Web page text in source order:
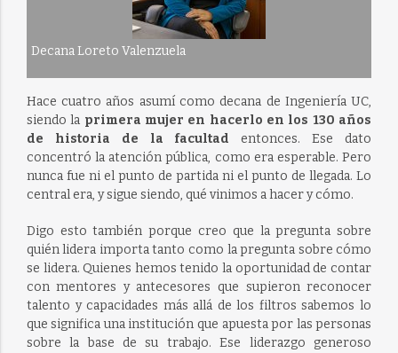
Decana Loreto Valenzuela
Hace cuatro años asumí como decana de Ingeniería UC,
siendo la primera mujer en hacerlo en los 130 años
de historia de la facultad entonces. Ese dato
concentró la atención pública, como era esperable. Pero
nunca fue ni el punto de partida ni el punto de llegada. Lo
central era, y sigue siendo, qué vinimos a hacer y cómo.
Digo esto también porque creo que la pregunta sobre
quién lidera importa tanto como la pregunta sobre cómo
se lidera. Quienes hemos tenido la oportunidad de contar
con mentores y antecesores que supieron reconocer
talento y capacidades más allá de los filtros sabemos lo
que significa una institución que apuesta por las personas
sobre la base de su trabajo. Ese liderazgo generoso